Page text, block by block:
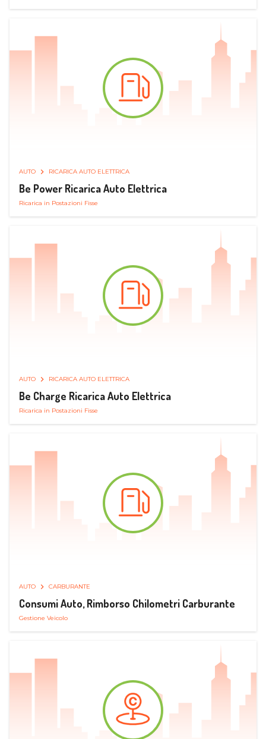
AUTO RICARICA AUTO ELETTRICA
Be Power Ricarica Auto Elettrica
Ricarica in Postazioni Fisse
AUTO RICARICA AUTO ELETTRICA
Be Charge Ricarica Auto Elettrica
Ricarica in Postazioni Fisse
AUTO CARBURANTE
Consumi Auto, Rimborso Chilometri Carburante
Gestione Veicolo